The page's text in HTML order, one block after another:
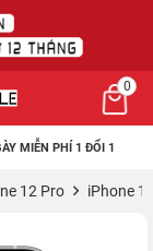
0
MIỄN PHÍ 1 ĐỔI 1
12 Pro iPhone